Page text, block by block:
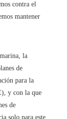
contra el
mantener
la
de
para la
y con la que
de
solo para este